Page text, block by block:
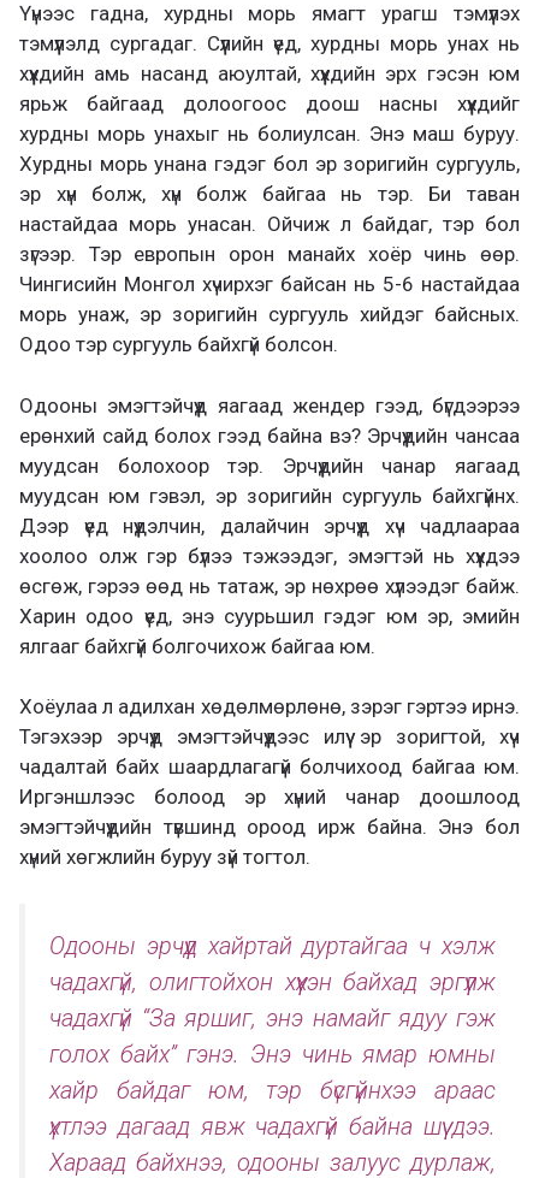
Үүнээс гадна, хурдны морь ямагт урагш тэмүүлэх
тэмүүлэлд сургадаг. Сүүлийн үед, хурдны морь унах нь
хүүхдийн амь насанд аюултай, хүүхдийн эрх гэсэн юм
ярьж байгаад долоогоос доош насны хүүхдийг
хурдны морь унахыг нь болиулсан. Энэ маш буруу.
Хурдны морь унана гэдэг бол эр зоригийн сургууль,
эр хүн болж, хүн болж байгаа нь тэр. Би таван
настайдаа морь унасан. Ойчиж л байдаг, тэр бол
зүгээр. Тэр европын орон манайх хоёр чинь өөр.
Чингисийн Монгол хүчирхэг байсан нь 5-6 настайдаа
морь унаж, эр зоригийн сургууль хийдэг байсных.
Одоо тэр сургууль байхгүй болсон.
Одооны эмэгтэйчүүд яагаад жендер гээд, бүгдээрээ
ерөнхий сайд болох гээд байна вэ? Эрчүүдийн чансаа
муудсан болохоор тэр. Эрчүүдийн чанар яагаад
муудсан юм гэвэл, эр зоригийн сургууль байхгүйнх.
Дээр үед нүүдэлчин, далайчин эрчүүд хүч чадлаараа
хоолоо олж гэр бүлээ тэжээдэг, эмэгтэй нь хүүхдээ
өсгөж, гэрээ өөд нь татаж, эр нөхрөө хүлээдэг байж.
Харин одоо үед, энэ суурьшил гэдэг юм эр, эмийн
ялгааг байхгүй болгочихож байгаа юм.
Хоёулаа л адилхан хөдөлмөрлөнө, зэрэг гэртээ ирнэ.
Тэгэхээр эрчүүд эмэгтэйчүүдээс илүү эр зоригтой, хүч
чадалтай байх шаардлагагүй болчихоод байгаа юм.
Иргэншлээс болоод эр хүний чанар доошлоод
эмэгтэйчүүдийн түвшинд ороод ирж байна. Энэ бол
хүний хөгжлийн буруу зүй тогтол.
Одооны эрчүүд хайртай дуртайгаа ч хэлж
чадахгүй, олигтойхон хүүхэн байхад эргүүлж
чадахгүй “За яршиг, энэ намайг ядуу гэж
голох байх” гэнэ. Энэ чинь ямар юмны
хайр байдаг юм, тэр бүсгүйнхээ араас
үхтлээ дагаад явж чадахгүй байна шүү дээ.
Хараад байхнээ, одооны залуус дурлаж,